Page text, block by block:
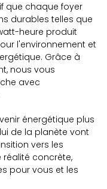
que chaque foyer
durables telles que
heure produit
l'environnement et
Grâce à
nous vous
avec
énergétique plus
de la planète vont
vers les
réalité concrète,
pour vous et les